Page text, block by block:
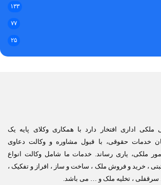
۱۳۳
۷۷
۲۵
اداری افتخار دارد با همکاری وکلای پایه یک
خدمات حقوقی، با قبول مشاوره و وکالت دعاوی
ملکی، یاری رساند. خدمات ما شامل وکالت انواع
، خرید و فروش ملک ، ساخت و ساز ، افراز و تفکیک ،
سرقفلی ، تخلیه ملک و … می باشد.